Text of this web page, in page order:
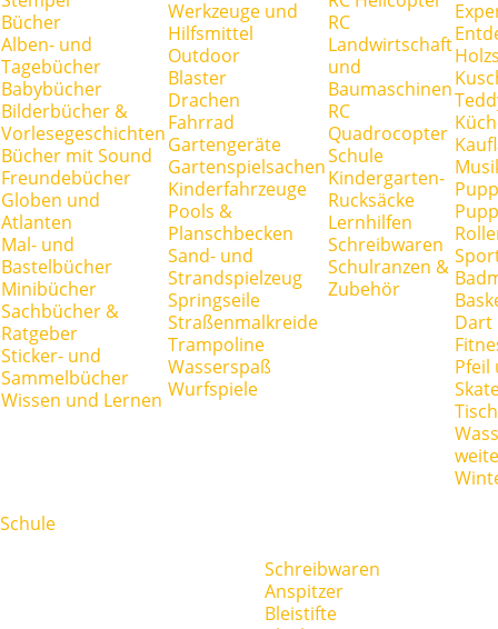
Bücher
Alben- und
Tagebücher
Babybücher
Bilderbücher &
Vorlesegeschichten
Bücher mit Sound
Freundebücher
Globen und
Atlanten
Mal- und
Bastelbücher
Minibücher
Sachbücher &
Ratgeber
Sticker- und
Sammelbücher
Wissen und Lernen
Werkzeuge und
Hilfsmittel
Outdoor
Blaster
Drachen
Fahrrad
Gartengeräte
Gartenspielsachen
Kinderfahrzeuge
Pools &
Planschbecken
Sand- und
Strandspielzeug
Springseile
Straßenmalkreide
Trampoline
Wasserspaß
Wurfspiele
RC
Landwirtschaft
und
Baumaschinen
RC
Quadrocopter
Schule
Kindergarten-
Rucksäcke
Lernhilfen
Schreibwaren
Schulranzen &
Zubehör
Dart
Pfeil
Schule
Schreibwaren
Anspitzer
Bleistifte